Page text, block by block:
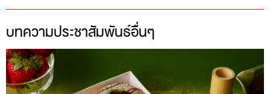
บทความประชาสัมพันธ์อื่นๆ